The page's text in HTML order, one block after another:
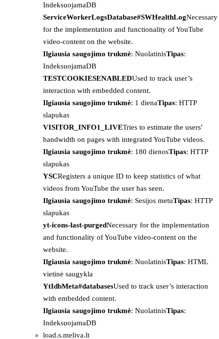
IndeksuojamaDB
ServiceWorkerLogsDatabase#SWHealthLogNecessary
for the implementation and functionality of YouTube
video-content on the website.
Ilgiausia saugojimo trukmė: NuolatinisTipas:
IndeksuojamaDB
TESTCOOKIESENABLEDUsed to track user’s
interaction with embedded content.
Ilgiausia saugojimo trukmė: 1 dienaTipas: HTTP
slapukas
VISITOR_INFO1_LIVETries to estimate the users'
bandwidth on pages with integrated YouTube videos.
Ilgiausia saugojimo trukmė: 180 dienosTipas: HTTP
slapukas
YSCRegisters a unique ID to keep statistics of what
videos from YouTube the user has seen.
Ilgiausia saugojimo trukmė: Sesijos metuTipas: HTTP
slapukas
yt-icons-last-purgedNecessary for the implementation
and functionality of YouTube video-content on the
website.
Ilgiausia saugojimo trukmė: NuolatinisTipas: HTML
vietinė saugykla
YtIdbMeta#databasesUsed to track user’s interaction
with embedded content.
Ilgiausia saugojimo trukmė: NuolatinisTipas:
IndeksuojamaDB
load.s.meliva.lt